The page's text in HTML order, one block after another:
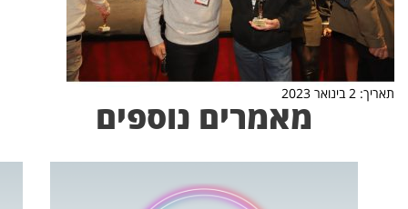
תאריך: 2 בינואר 2023
מאמרים נוספים